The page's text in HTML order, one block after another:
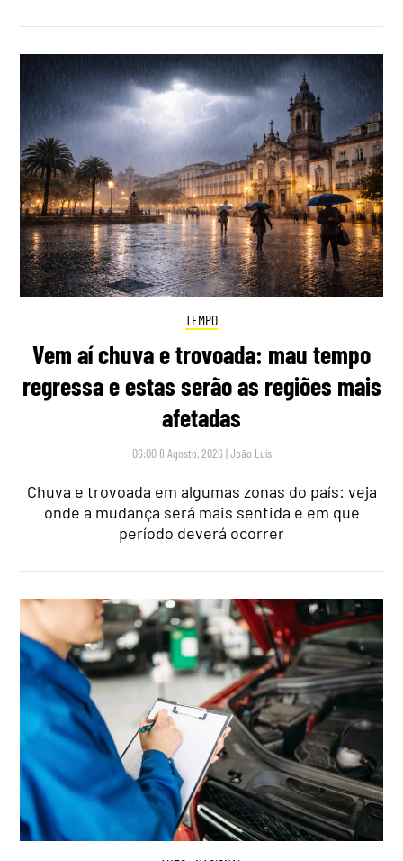
TEMPO
Vem aí chuva e trovoada: mau tempo
regressa e estas serão as regiões mais
afetadas
06:00 8 Agosto, 2026 |João Luís
Chuva e trovoada em algumas zonas do país: veja
onde a mudança será mais sentida e em que
período deverá ocorrer